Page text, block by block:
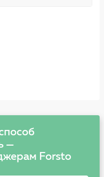
—
Forsto